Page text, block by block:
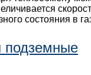
состояния в
подземные